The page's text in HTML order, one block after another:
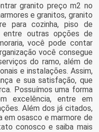
granito preço m2 no
e granitos, granito
para cozinha, piso de
entre outras opções de
você pode contar
você consegue
do ramo, além de
e instalações. Assim,
e sua satisfação, que
Possuímos uma forma
excelência, entre em
Além dos já citados,
em osasco e marmore de
conosco e saiba mais